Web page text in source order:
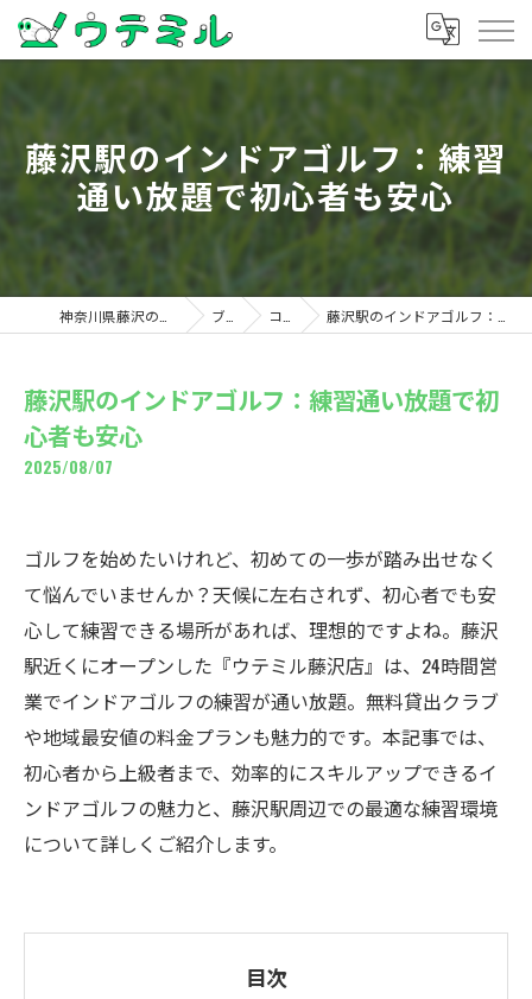
藤沢駅のインドアゴルフ：練習
通い放題で初心者も安心
ブログ コラム 藤沢駅のインドアゴルフ：練習通い放題で初心者も安心
藤沢駅のインドアゴルフ：練習通い放題で初
心者も安心
2025/08/07
ゴルフを始めたいけれど、初めての一歩が踏み出せなく
て悩んでいませんか？天候に左右されず、初心者でも安
心して練習できる場所があれば、理想的ですよね。藤沢
駅近くにオープンした『ウテミル藤沢店』は、24時間営
業でインドアゴルフの練習が通い放題。無料貸出クラブ
や地域最安値の料金プランも魅力的です。本記事では、
初心者から上級者まで、効率的にスキルアップできるイ
ンドアゴルフの魅力と、藤沢駅周辺での最適な練習環境
について詳しくご紹介します。
目次